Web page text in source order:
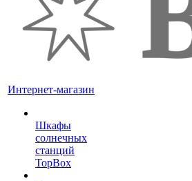
Интернет-магазин
Шкафы
солнечных
станций
TopBox